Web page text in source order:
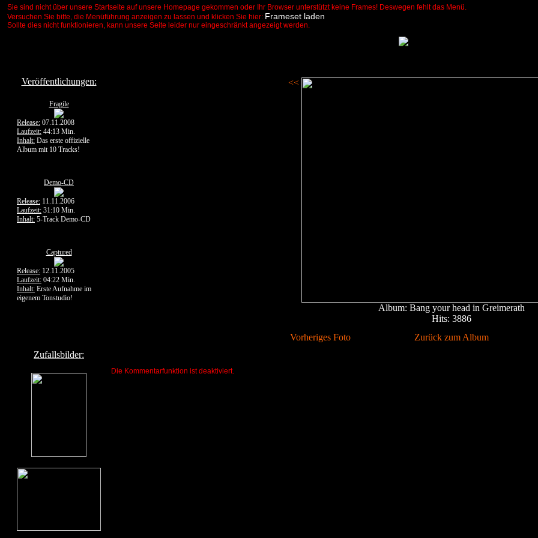
Sie sind nicht über unsere Startseite auf unsere Homepage gekommen oder Ihr Browser unterstützt keine Frames! Deswegen fehlt das Menü.
Versuchen Sie bitte, die Menüführung anzeigen zu lassen und klicken Sie hier: Frameset laden
Sollte dies nicht funktionieren, kann unsere Seite leider nur eingeschränkt angezeigt werden.
Veröffentlichungen:
Fragile
Release: 07.11.2008
Laufzeit: 44:13 Min.
Inhalt: Das erste offizielle
Album mit 10 Tracks!
Demo-CD
Release: 11.11.2006
Laufzeit: 31:10 Min.
Inhalt: 5-Track Demo-CD
Captured
Release: 12.11.2005
Laufzeit: 04:22 Min.
Inhalt: Erste Aufnahme im
eigenem Tonstudio!
Zufallsbilder:
<<
Album: Bang your head in Greimerath
Hits: 3886
Vorheriges Foto
Zurück zum Album
Die Kommentarfunktion ist deaktiviert.